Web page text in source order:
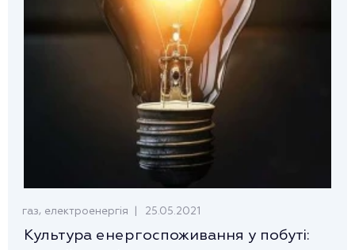
газ, електроенергія 25.05.2021
Культура енергоспоживання у побуті: